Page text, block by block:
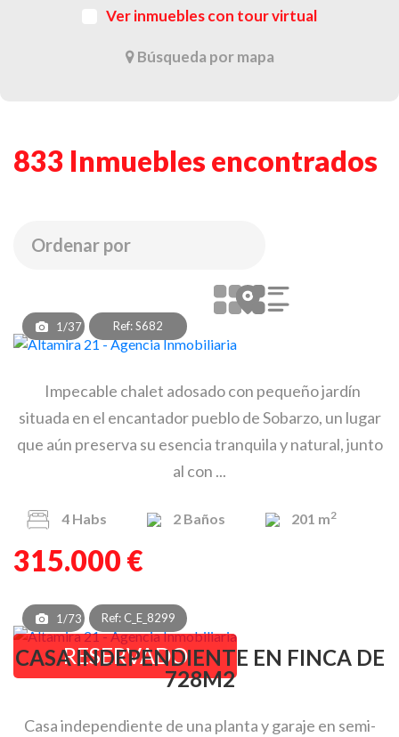
Ver inmuebles con tour virtual
Búsqueda por mapa
833 Inmuebles encontrados
1/37 Ref: S682
Impecable chalet adosado con pequeño jardín
situada en el encantador pueblo de Sobarzo, un lugar
que aún preserva su esencia tranquila y natural, junto
al con ...
4 Habs 2 Baños 201 m2
315.000 €
1/73 Ref: C_E_8299
RESERVADO
CASA INDEPENDIENTE EN FINCA DE
728M2
Casa independiente de una planta y garaje en semi-